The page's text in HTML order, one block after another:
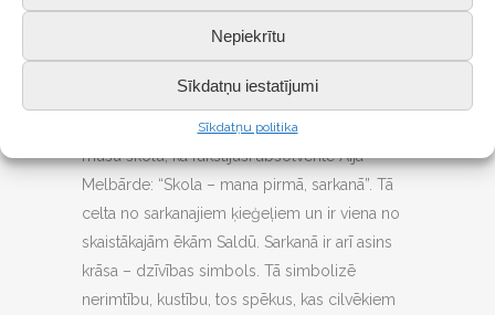
Nepiekrītu
Sīkdatņu iestatījumi
Sīkdatņu politika
autore. Karoga darināja ir tekstilmāksliniece
Baiba Rītere; 2018. gada maijā to iesvētīja
Karoga ideja.
Sarkanietoņi simbolizē
mūsu skolu, kā rakstījusi absolvente Aija
Melbārde: “Skola – mana pirmā, sarkanā”. Tā
celta no sarkanajiem ķieģeļiem un ir viena no
skaistākajām ēkām Saldū. Sarkanā ir arī asins
krāsa – dzīvības simbols. Tā simbolizē
nerimtību, kustību, tos spēkus, kas cilvēkiem